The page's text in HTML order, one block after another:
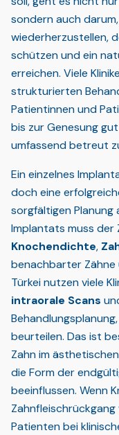
sondern auch
wiederherzustellen,
schützen und ein
erreichen. Viele
strukturierten
Patientinnen und
bis zur Genesung
umfassend betreut
Ein einzelnes
doch eine
sorgfältigen Planung
Implantats muss der
Knochendichte,
benachbarter Zähne
Türkei nutzen viele
intraorale Scans
beurteilen. Das ist
Zahn im
die Form der
beeinflussen. Wenn
Patienten bei